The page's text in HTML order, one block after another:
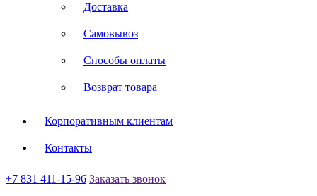
Доставка
Самовывоз
Способы оплаты
Возврат товара
Корпоративным клиентам
Контакты
+7 831 411-15-96 Заказать звонок